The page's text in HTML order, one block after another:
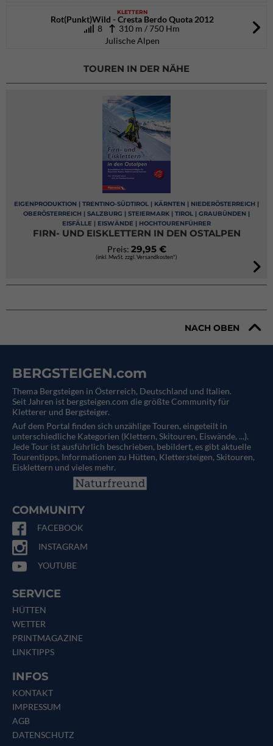
KLETTERN
Rot(Punkt)Wild - Cresta Berdo Quota 2012
8
310 m / 750 Hm
Julische Alpen
TOUREN IN DER NÄHE
EIGENPRODUKTION | TRENTINO-SÜDTIROL | KÄRNTEN | NIEDERÖSTERREICH |
OBERÖSTERREICH | SALZBURG | STEIERMARK | TIROL | GRAUBÜNDEN |
EISFÄLLE | EISWÄNDE | HOCHTOURENFÜHRER
FIRN- UND EISKLETTERN IN DEN OSTALPEN
Preis: 29,95 €
(inkl. MwSt. zzgl. Versandkosten*)
NACH OBEN
BERGSTEIGEN.com
Thema Bergsteigen in Österreich, Deutschland und Italien.
Seit Jahren ist bergsteigen.com die größte Community für
Kletterer und Bergsteiger.
Auf dem Portal finden sich unzählige Touren, eingeteilt in
unterschiedliche Kategorien (Klettern, Skitouren, Eiswände, ...).
Jede Tour ist ausführlich beschrieben, bebildert, es gibt aktuelle
Tourentipps, Informationen zu Hütten, Klettersteigen, Skitouren,
Eisklettern und vieles mehr.
COMMUNITY
FACEBOOK
INSTAGRAM
YOUTUBE
SERVICE
HÜTTEN
WETTER
PRINTMAGAZINE
LINKTIPPS
INFOS
KONTAKT
IMPRESSUM
AGB
DATENSCHUTZ